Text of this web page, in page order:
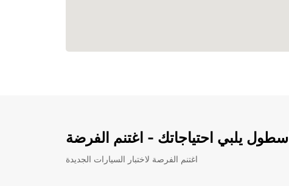
اسطول يلبي احتياجاتك - اغتنم الفرضة
اغتنم الفرصة لاختبار السيارات الجديدة